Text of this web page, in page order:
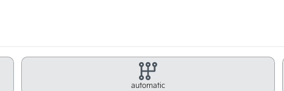
automatic